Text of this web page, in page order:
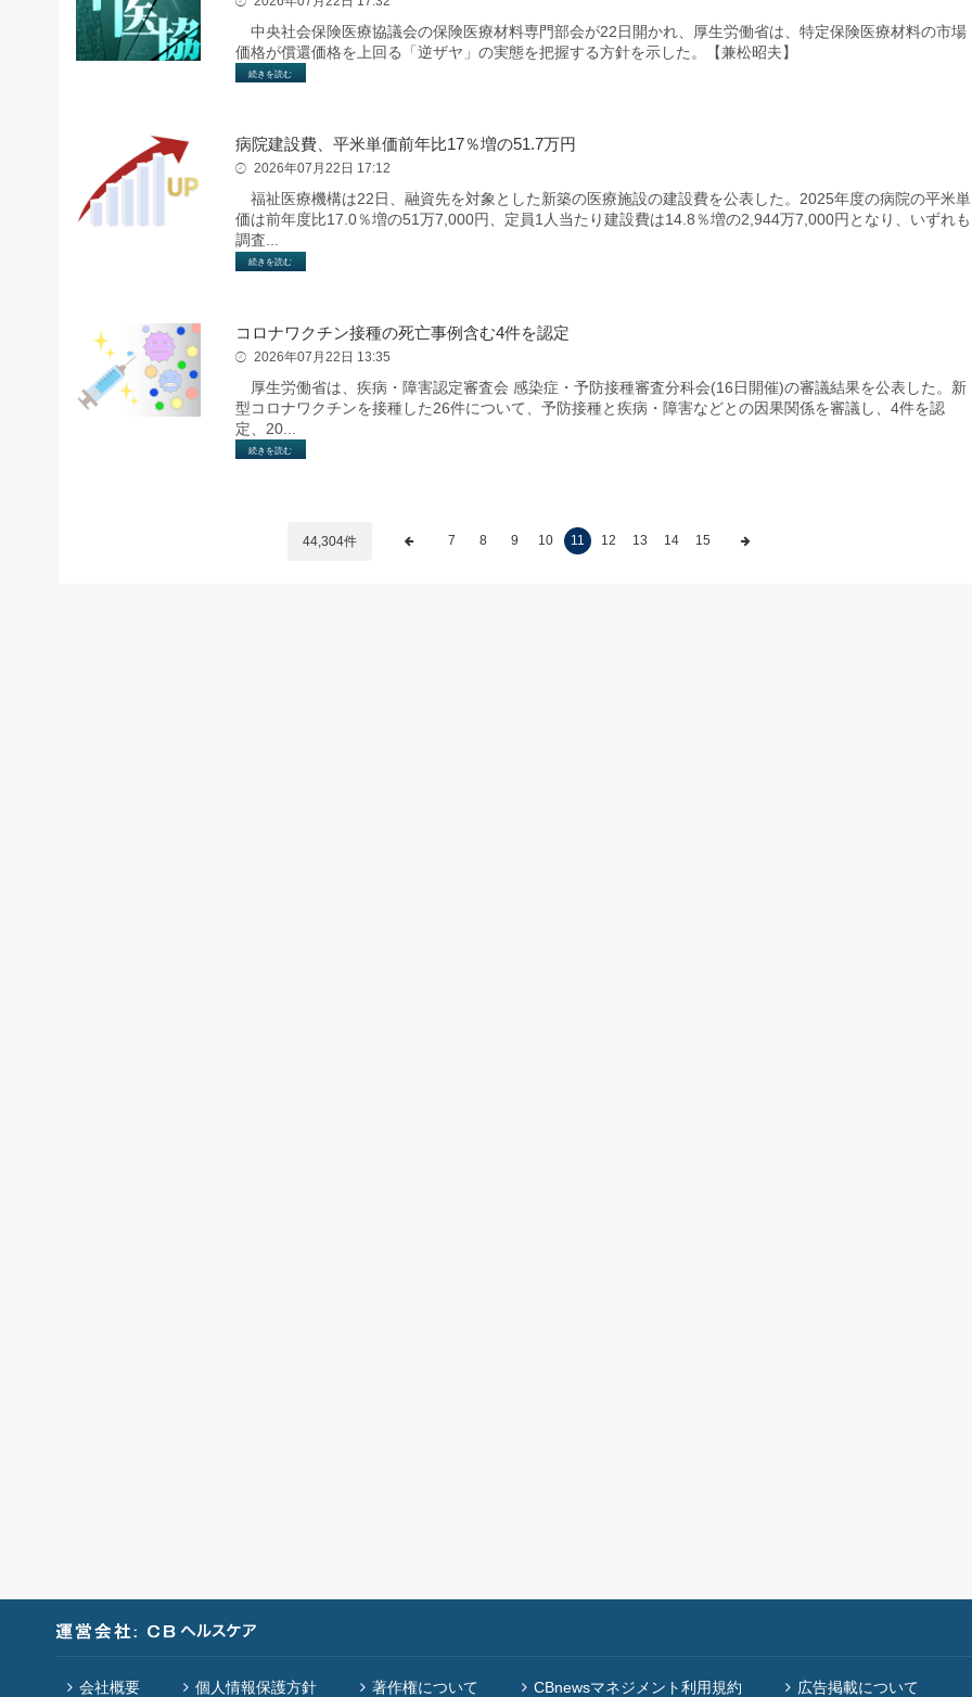
中央社会保険医療協議会の保険医療材料専門部会が22日開かれ、厚生労働省は、特定保険医療材料の市場
価格が償還価格を上回る「逆ザヤ」の実態を把握する方針を示した。【兼松昭夫】
続きを読む
病院建設費、平米単価前年比17％増の51.7万円
2026年07月22日 17:12
福祉医療機構は22日、融資先を対象とした新築の医療施設の建設費を公表した。2025年度の病院の平米単
価は前年度比17.0％増の51万7,000円、定員1人当たり建設費は14.8％増の2,944万7,000円となり、いずれも
調査...
続きを読む
コロナワクチン接種の死亡事例含む4件を認定
2026年07月22日 13:35
厚生労働省は、疾病・障害認定審査会 感染症・予防接種審査分科会(16日開催)の審議結果を公表した。新
型コロナワクチンを接種した26件について、予防接種と疾病・障害などとの因果関係を審議し、4件を認
定、20...
続きを読む
44,304件 7 8 9 10 11 12 13 14 15
会社概要 個人情報保護方針 著作権について CBnewsマネジメント利用規約 広告掲載について